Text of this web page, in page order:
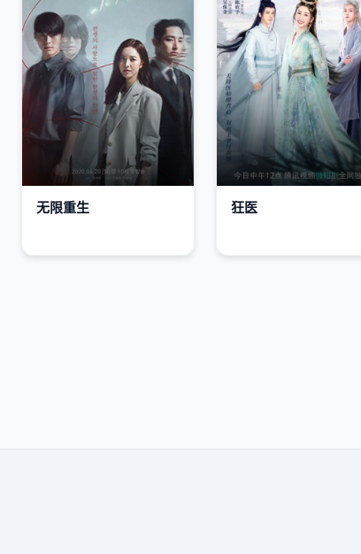
无限重生 狂医